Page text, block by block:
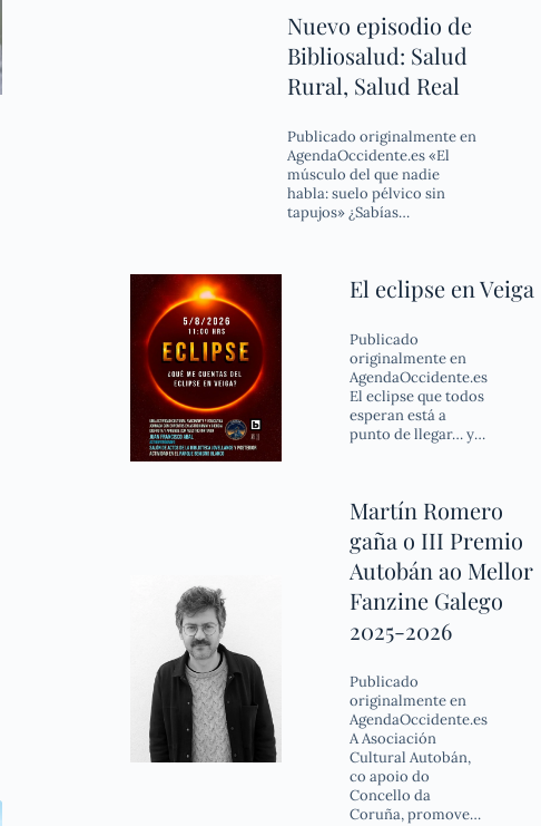
Nuevo episodio de
Bibliosalud: Salud
Rural, Salud Real
Publicado originalmente en
AgendaOccidente.es «El
músculo del que nadie
habla: suelo pélvico sin
tapujos» ¿Sabías…
El eclipse en Veiga
Publicado
originalmente en
AgendaOccidente.es
El eclipse que todos
esperan está a
punto de llegar… y…
Martín Romero
gaña o III Premio
Autobán ao Mellor
Fanzine Galego
2025-2026
Publicado
originalmente en
AgendaOccidente.es
A Asociación
Cultural Autobán,
co apoio do
Concello da
Coruña, promove…